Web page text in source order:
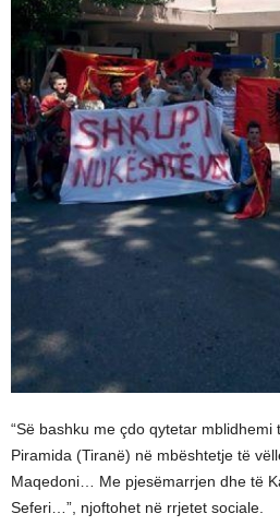
“Së bashku me çdo qytetar
Piramida (Tiranë) në mbështetje të
Maqedoni… Me pjesëmarrjen dhe të
Seferi…”, njoftohet në rrjetet sociale.